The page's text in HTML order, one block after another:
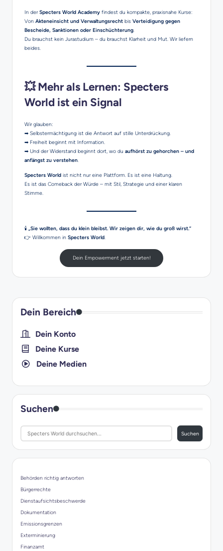
In der Specters World Academy findest du kompakte, praxisnahe Kurse:
Von Akteneinsicht und Verwaltungsrecht bis Verteidigung gegen
Bescheide, Sanktionen oder Einschüchterung.
Du brauchst kein Jurastudium – du brauchst Klarheit und Mut. Wir liefern
beides.
💥 Mehr als Lernen: Specters
World ist ein Signal
Wir glauben:
➡ Selbstermächtigung ist die Antwort auf stille Unterdrückung.
➡ Freiheit beginnt mit Information.
➡ Und der Widerstand beginnt dort, wo du aufhörst zu gehorchen – und
anfängst zu verstehen.
Specters World ist nicht nur eine Plattform. Es ist eine Haltung.
Es ist das Comeback der Würde – mit Stil, Strategie und einer klaren
Stimme.
🕯️ „Sie wollten, dass du klein bleibst. Wir zeigen dir, wie du groß wirst.“
👉 Willkommen in Specters World.
Dein Empowerment jetzt starten!
Dein Bereich
Dein Konto
Deine Kurse
Deine Medien
Suchen
Suchen
Behörden richtig antworten
Bürgerrechte
Dienstaufsichtsbeschwerde
Dokumentation
Emissionsgrenzen
Exterminierung
Finanzamt